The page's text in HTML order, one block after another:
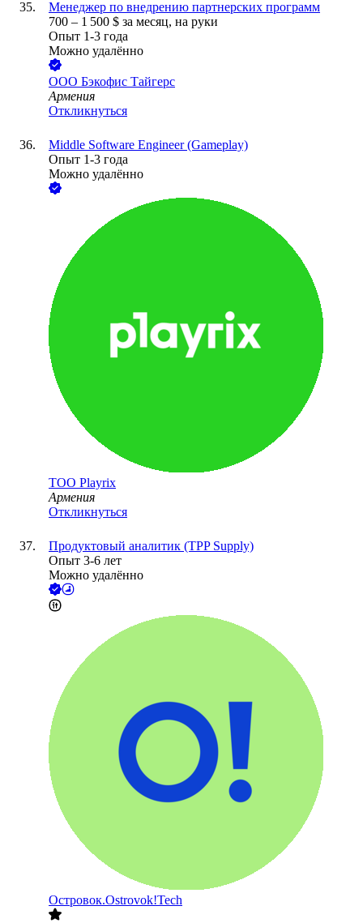
Менеджер по внедрению партнерских программ
700 – 1 500 $ за месяц, на руки
Опыт 1-3 года
Можно удалённо
ООО Бэкофис Тайгерс
Армения
Откликнуться
Middle Software Engineer (Gameplay)
Опыт 1-3 года
Можно удалённо
ТОО Playrix
Армения
Откликнуться
Продуктовый аналитик (TPP Supply)
Опыт 3-6 лет
Можно удалённо
Островок.Ostrovok!Tech